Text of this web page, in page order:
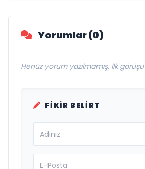
Yorumlar (0)
Henüz yorum yazılmamış. İlk
FIKIR BELIRT